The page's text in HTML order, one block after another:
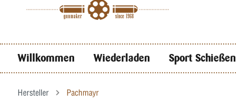
Willkommen Wiederladen Sport Schießen
Hersteller Pachmayr